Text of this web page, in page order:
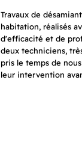
Travaux de
habitation, réalisés
d'efficacité et de
deux techniciens,
pris le temps de
leur intervention